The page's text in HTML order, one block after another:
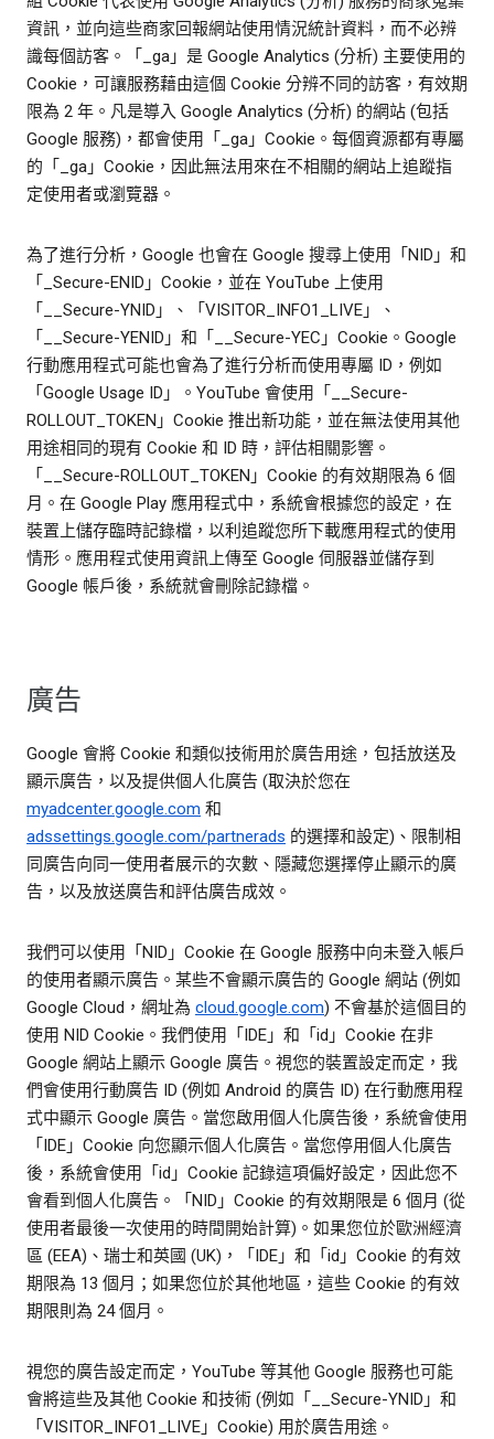
資訊，並向這些商家回報網站使用情況統計資料，而不必辨
識每個訪客。「_ga」是 Google Analytics (分析) 主要使用的
Cookie，可讓服務藉由這個 Cookie 分辨不同的訪客，有效期
限為 2 年。凡是導入 Google Analytics (分析) 的網站 (包括
Google 服務)，都會使用「_ga」Cookie。每個資源都有專屬
的「_ga」Cookie，因此無法用來在不相關的網站上追蹤指
定使用者或瀏覽器。
為了進行分析，Google 也會在 Google 搜尋上使用「NID」和
「_Secure-ENID」Cookie，並在 YouTube 上使用
「__Secure-YNID」、「VISITOR_INFO1_LIVE」、
「__Secure-YENID」和「__Secure-YEC」Cookie。Google
行動應用程式可能也會為了進行分析而使用專屬 ID，例如
「Google Usage ID」。YouTube 會使用「__Secure-
ROLLOUT_TOKEN」Cookie 推出新功能，並在無法使用其他
用途相同的現有 Cookie 和 ID 時，評估相關影響。
「__Secure-ROLLOUT_TOKEN」Cookie 的有效期限為 6 個
月。在 Google Play 應用程式中，系統會根據您的設定，在
裝置上儲存臨時記錄檔，以利追蹤您所下載應用程式的使用
情形。應用程式使用資訊上傳至 Google 伺服器並儲存到
Google 帳戶後，系統就會刪除記錄檔。
廣告
Google 會將 Cookie 和類似技術用於廣告用途，包括放送及
顯示廣告，以及提供個人化廣告 (取決於您在
myadcenter.google.com 和
adssettings.google.com/partnerads 的選擇和設定)、限制相
同廣告向同一使用者展示的次數、隱藏您選擇停止顯示的廣
告，以及放送廣告和評估廣告成效。
我們可以使用「NID」Cookie 在 Google 服務中向未登入帳戶
的使用者顯示廣告。某些不會顯示廣告的 Google 網站 (例如
Google Cloud，網址為 cloud.google.com) 不會基於這個目的
使用 NID Cookie。我們使用「IDE」和「id」Cookie 在非
Google 網站上顯示 Google 廣告。視您的裝置設定而定，我
們會使用行動廣告 ID (例如 Android 的廣告 ID) 在行動應用程
式中顯示 Google 廣告。當您啟用個人化廣告後，系統會使用
「IDE」Cookie 向您顯示個人化廣告。當您停用個人化廣告
後，系統會使用「id」Cookie 記錄這項偏好設定，因此您不
會看到個人化廣告。「NID」Cookie 的有效期限是 6 個月 (從
使用者最後一次使用的時間開始計算)。如果您位於歐洲經濟
區 (EEA)、瑞士和英國 (UK)，「IDE」和「id」Cookie 的有效
期限為 13 個月；如果您位於其他地區，這些 Cookie 的有效
期限則為 24 個月。
視您的廣告設定而定，YouTube 等其他 Google 服務也可能
會將這些及其他 Cookie 和技術 (例如「__Secure-YNID」和
「VISITOR_INFO1_LIVE」Cookie) 用於廣告用途。